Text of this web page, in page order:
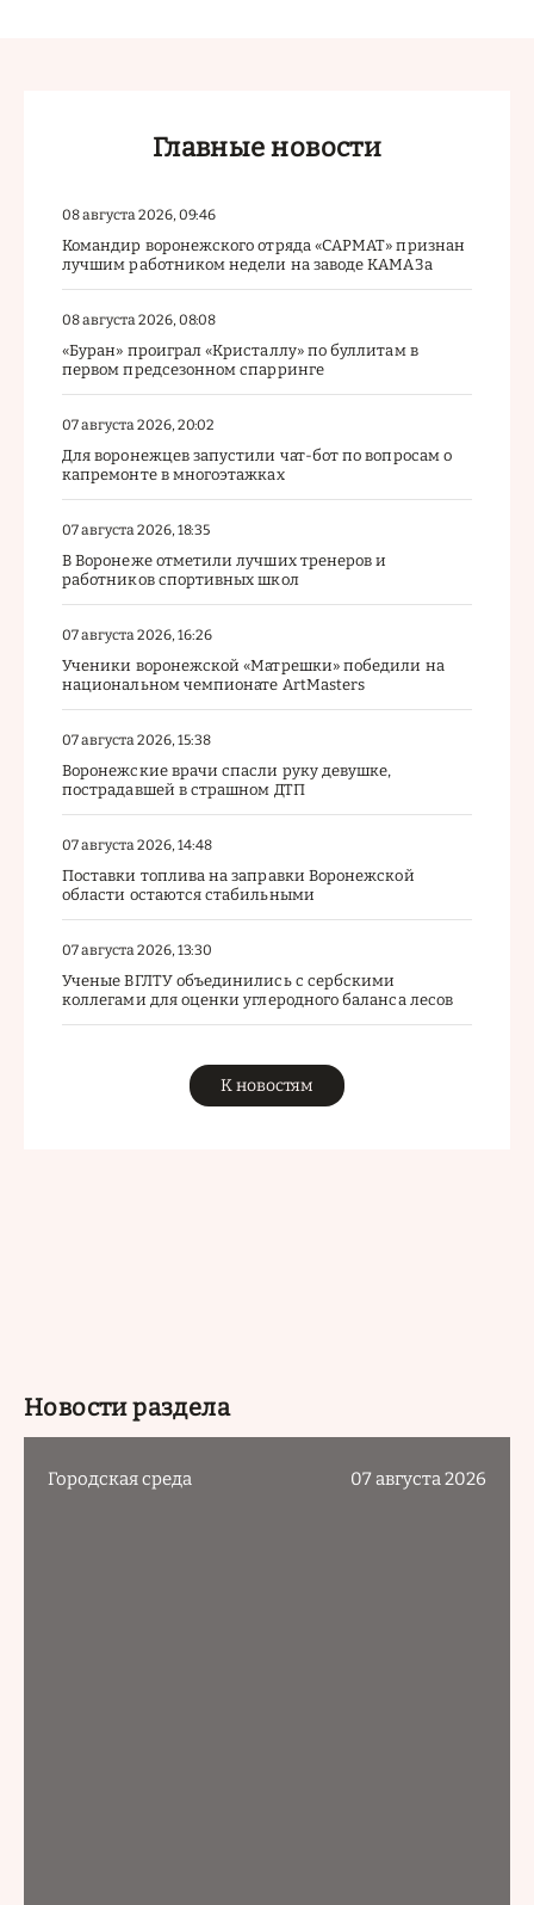
Главные новости
08 августа 2026, 09:46
Командир воронежского отряда «САРМАТ» признан
лучшим работником недели на заводе КАМАЗа
08 августа 2026, 08:08
«Буран» проиграл «Кристаллу» по буллитам в
первом предсезонном спарринге
07 августа 2026, 20:02
Для воронежцев запустили чат-бот по вопросам о
капремонте в многоэтажках
07 августа 2026, 18:35
В Воронеже отметили лучших тренеров и
работников спортивных школ
07 августа 2026, 16:26
Ученики воронежской «Матрешки» победили на
национальном чемпионате ArtMasters
07 августа 2026, 15:38
Воронежские врачи спасли руку девушке,
пострадавшей в страшном ДТП
07 августа 2026, 14:48
Поставки топлива на заправки Воронежской
области остаются стабильными
07 августа 2026, 13:30
Ученые ВГЛТУ объединились с сербскими
коллегами для оценки углеродного баланса лесов
К новостям
Новости раздела
Городская среда 07 августа 2026